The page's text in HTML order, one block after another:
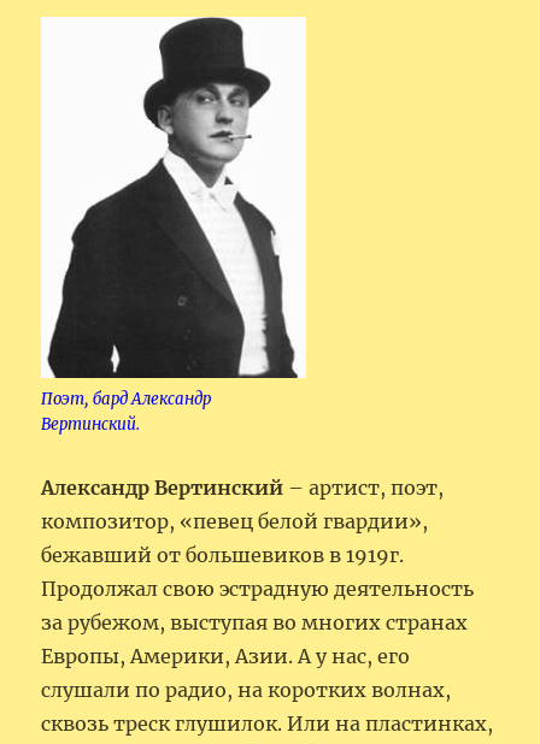
Поэт, бард Александр
Вертинский.
Александр Вертинский – артист, поэт,
композитор, «певец белой гвардии»,
бежавший от большевиков в 1919г.
Продолжал свою эстрадную деятельность
за рубежом, выступая во многих странах
Европы, Америки, Азии. А у нас, его
слушали по радио, на коротких волнах,
сквозь треск глушилок. Или на пластинках,